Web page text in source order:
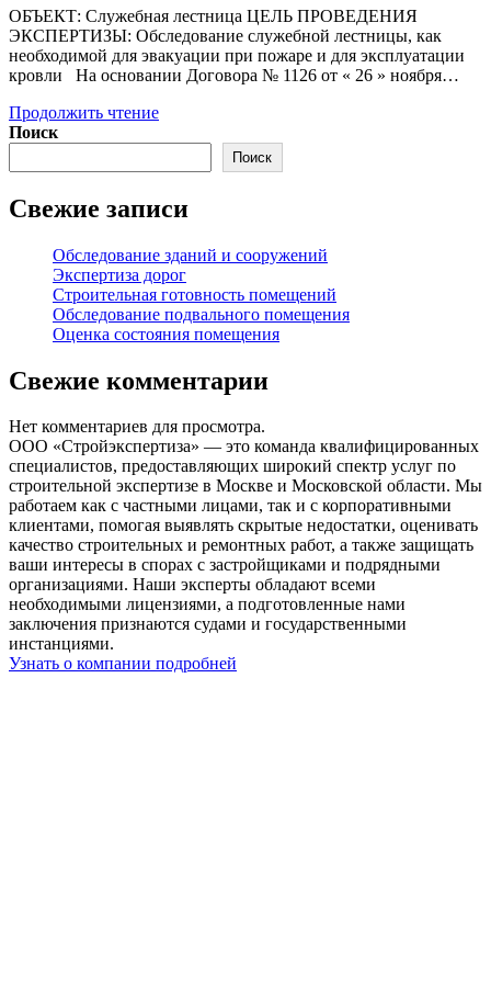
ОБЪЕКТ: Служебная лестница ЦЕЛЬ ПРОВЕДЕНИЯ
ЭКСПЕРТИЗЫ: Обследование служебной лестницы, как
необходимой для эвакуации при пожаре и для эксплуатации
кровли На основании Договора № 1126 от « 26 » ноября…
Продолжить чтениеОбследования
Поиск
Поиск
Свежие записи
Обследование зданий и сооружений
Экспертиза дорог
Строительная готовность помещений
Обследование подвального помещения
Оценка состояния помещения
Свежие комментарии
Нет комментариев для просмотра.
ООО «Стройэкспертиза» — это команда квалифицированных
специалистов, предоставляющих широкий спектр услуг по
строительной экспертизе в Москве и Московской области. Мы
работаем как с частными лицами, так и с корпоративными
клиентами, помогая выявлять скрытые недостатки, оценивать
качество строительных и ремонтных работ, а также защищать
ваши интересы в спорах с застройщиками и подрядными
организациями. Наши эксперты обладают всеми
необходимыми лицензиями, а подготовленные нами
заключения признаются судами и государственными
инстанциями.
Узнать о компании подробней